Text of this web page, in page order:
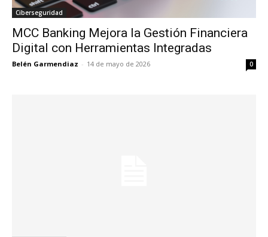
Ciberseguridad
MCC Banking Mejora la Gestión Financiera
Digital con Herramientas Integradas
Belén Garmendiaz - 14 de mayo de 2026 0